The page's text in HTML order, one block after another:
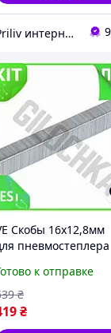
Priliv интернет-магазин
Скобы 16х12,8мм
пневмостеплера
обивочные
для
ремонт N6W_VER
к отправке
₴
₴